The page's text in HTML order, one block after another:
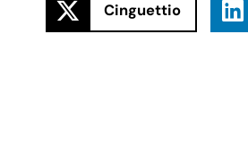
Cinguettio